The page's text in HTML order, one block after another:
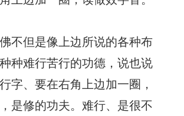
但是像上边所说的各种布
种难行苦行的功德，说也说
字、要在右角上边加一圈，
是修的功夫。难行、是很不